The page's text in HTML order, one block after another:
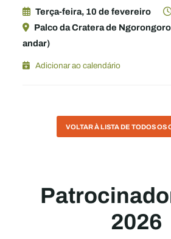
Terça-feira, 10 de fevereiro
Palco da Cratera de
andar)
Adicionar ao calendário
VOLTAR À LISTA DE TODOS OS
2026